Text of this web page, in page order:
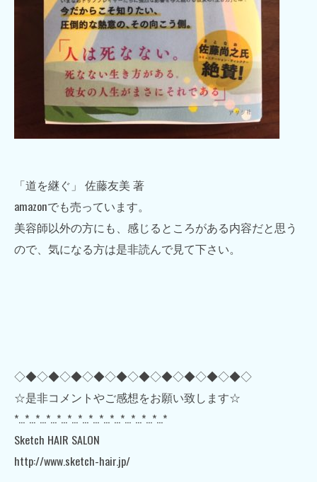
「道を継ぐ」 佐藤友美 著
amazonでも売っています。
美容師以外の方にも、感じるところがある内容だと思う
ので、気になる方は是非読んで見て下さい。
◇◆◇◆◇◆◇◆◇◆◇◆◇◆◇◆◇◆◇◆◇
☆是非コメントやご感想をお願い致します☆
*…*…*…*…*…*…*…*…*…*…*…*…*…*…*
Sketch HAIR SALON
http://www.sketch-hair.jp/